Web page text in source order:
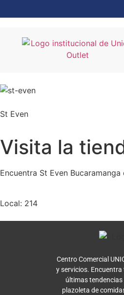
St Even
Visita la
Encuentra St Even
Local: 214
Centro Comercial
y servicios.
últimas
plazoleta de